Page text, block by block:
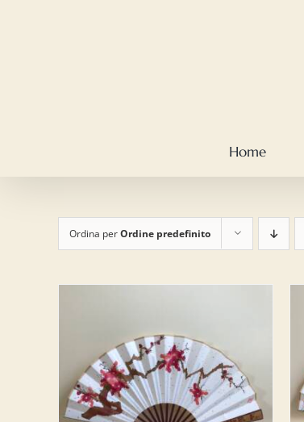
Home
Ordina perOrdine predefinito
AGGIUNGI AL CARRELLO /
DETTAGLI